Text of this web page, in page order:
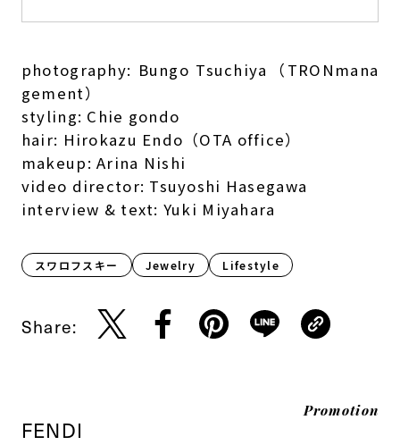
photography: Bungo Tsuchiya（TRONmana
gement）
styling: Chie gondo
hair: Hirokazu Endo（OTA office）
makeup: Arina Nishi
video director: Tsuyoshi Hasegawa
interview & text: Yuki Miyahara
スワロフスキー Jewelry Lifestyle​
Share:
Promotion
FENDI